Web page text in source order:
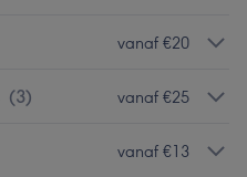
vanaf €20
(3) vanaf €25
vanaf €13